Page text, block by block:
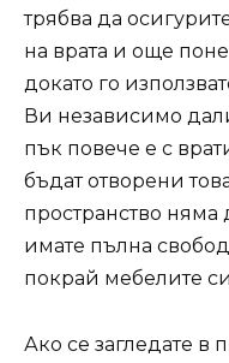
трябва да
на врата и още
докато го
Ви независимо
пък повече е с
бъдат отворени
пространство
имате пълна
покрай мебелите
Ако се загледате в